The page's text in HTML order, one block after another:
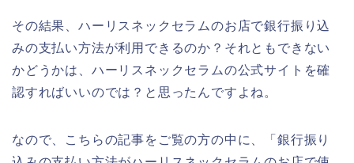
その結果、ハーリスネックセラムのお店で銀行振り込
みの支払い方法が利用できるのか？それともできない
かどうかは、ハーリスネックセラムの公式サイトを確
認すればいいのでは？と思ったんですよね。
なので、こちらの記事をご覧の方の中に、「銀行振り